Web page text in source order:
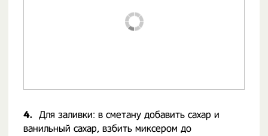
4. Для заливки: в сметану добавить сахар и
ванильный сахар, взбить миксером до